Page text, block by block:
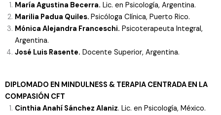
María Agustina Becerra. Lic. en Psicología, Argentina.
Marilia Padua Quiles. Psicóloga Clínica, Puerto Rico.
Mónica Alejandra Franceschi. Psicoterapeuta Integral,
Argentina.
José Luis Rasente. Docente Superior, Argentina.
DIPLOMADO EN MINDULNESS & TERAPIA CENTRADA EN LA
COMPASIÓN CFT
Cinthia Anahí Sánchez Alaniz. Lic. en Psicología, México.